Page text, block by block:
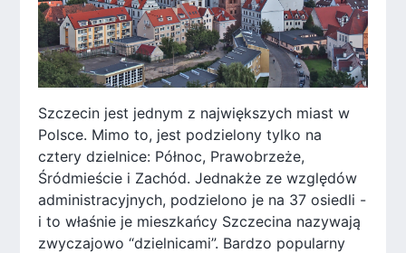
Szczecin jest jednym z największych miast w
Polsce. Mimo to, jest podzielony tylko na
cztery dzielnice: Północ, Prawobrzeże,
Śródmieście i Zachód. Jednakże ze względów
administracyjnych, podzielono je na 37 osiedli -
i to właśnie je mieszkańcy Szczecina nazywają
zwyczajowo “dzielnicami”. Bardzo popularny